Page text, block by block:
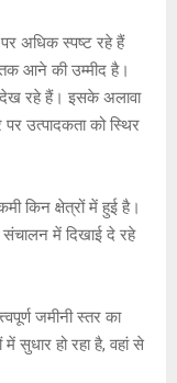
अधिक स्पष्ट रहे हैं
तक आने की उम्मीद है।
देख रहे हैं। इसके अलावा
उत्पादकता को स्थिर
किन क्षेत्रों में हुई है।
संचालन में दिखाई दे रहे
जमीनी स्तर का
हो रहा है, वहां से